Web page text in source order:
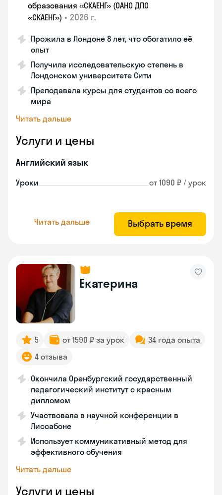
образования «СКАЕНГ» (ОАНО ДПО
«СКАЕНГ») • 2026 г.
Прожила в Лондоне 8 лет, что обогатило её
опыт
Получила исследовательскую степень в
Лондонском университете Сити
Преподавала курсы для студентов со всего
мира
Читать дальше
Услуги и цены
Английский язык
Уроки от 1090 ₽ / урок
Читать дальше Выбрать время
Екатерина
5 от 1590 ₽ за урок
34 года опыта
4 отзыва
Окончила Оренбургский государственный
педагогический институт с красным
дипломом
Участвовала в научной конференции в
Лиссабоне
Использует коммуникативный метод для
эффективного обучения
Читать дальше
Услуги и цены